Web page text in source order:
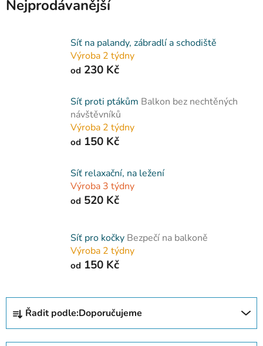
Nejprodávanější
Síť na palandy, zábradlí a schodiště
Výroba 2 týdny
od 230 Kč
Síť proti ptákům Balkon bez nechtěných
návštěvníků
Výroba 2 týdny
od 150 Kč
Síť relaxační, na ležení
Výroba 3 týdny
od 520 Kč
Síť pro kočky Bezpečí na balkoně
Výroba 2 týdny
od 150 Kč
z
Řadit podle:Doporučujeme